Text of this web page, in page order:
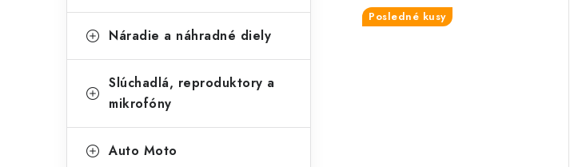
Náradie a náhradné diely
Slúchadlá, reproduktory a
mikrofóny
Auto Moto
Posledné kusy